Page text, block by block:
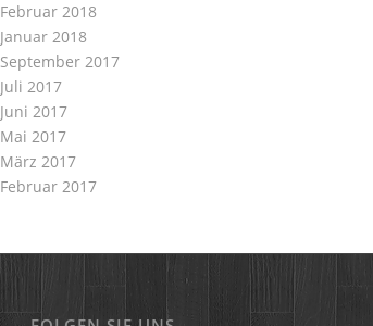
Februar 2018
Januar 2018
September 2017
Juli 2017
Juni 2017
Mai 2017
März 2017
Februar 2017